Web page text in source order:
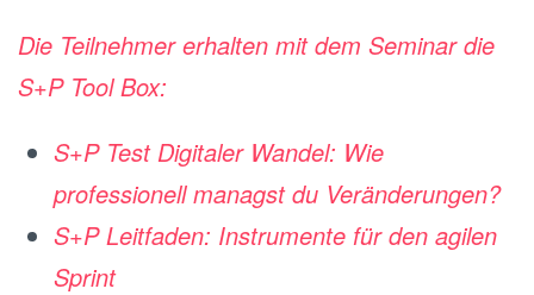
Die Teilnehmer erhalten mit dem Seminar die
S+P Tool Box:
S+P Test Digitaler Wandel: Wie
professionell managst du Veränderungen?
S+P Leitfaden: Instrumente für den agilen
Sprint